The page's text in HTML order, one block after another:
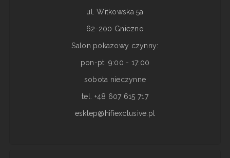
ul. Witkowska 5a
62-200 Gniezno
Salon pokazowy czynny:
pon-pt: 9:00 - 17:00
sobota nieczynne
tel. +48 607 615 717
esklep@hifiexclusive.pl